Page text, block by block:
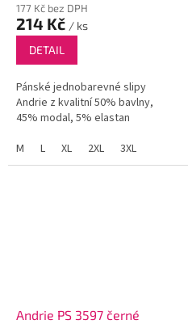
177 Kč bez DPH
214 Kč / ks
DETAIL
Pánské jednobarevné slipy
Andrie z kvalitní 50% bavlny,
45% modal, 5% elastan
M
L XL 2XL 3XL
Andrie PS 3597 černé